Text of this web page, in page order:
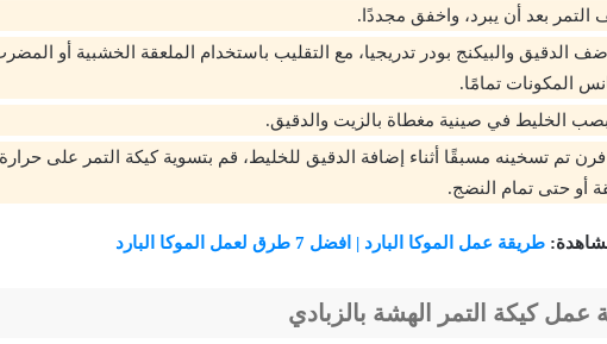
التمر بعد أن يبرد، واخفق مجددًا.
الدقيق والبيكنج بودر تدريجيا، مع التقليب باستخدام الملعقة الخشبية أو
المكونات تمامًا.
الخليط في صينية مغطاة بالزيت والدقيق.
أو حتى تمام النضج.
طريقة عمل الموكا البارد | افضل 7 طرق لعمل الموكا البارد
عمل كيكة التمر الهشة بالزبادي